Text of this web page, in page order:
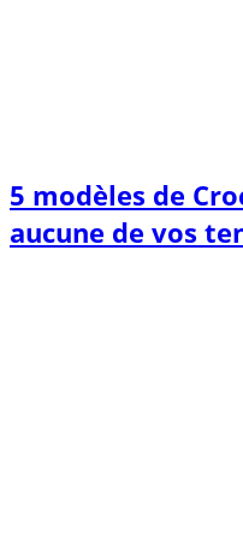
5 modèles de
aucune de vos